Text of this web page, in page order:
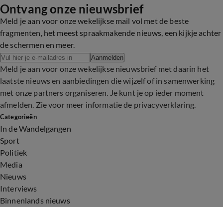
1:30
Ontvang onze nieuwsbrief
Meld je aan voor onze wekelijkse mail vol met de beste
fragmenten, het meest spraakmakende nieuws, een kijkje achter
de schermen en meer.
Aanmelden
Meld je aan voor onze wekelijkse nieuwsbrief met daarin het
laatste nieuws en aanbiedingen die wijzelf of in samenwerking
met onze partners organiseren. Je kunt je op ieder moment
afmelden. Zie voor meer informatie de privacyverklaring.
Categorieën
In de Wandelgangen
Sport
Politiek
Media
Nieuws
Interviews
Binnenlands nieuws